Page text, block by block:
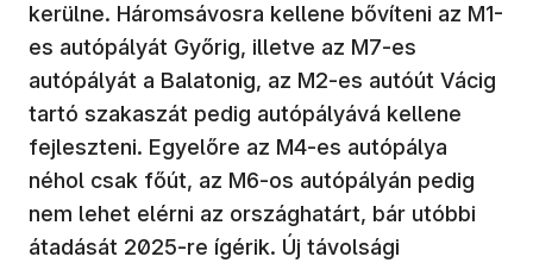
kerülne. Háromsávosra kellene bővíteni az M1-
es autópályát Győrig, illetve az M7-es
autópályát a Balatonig, az M2-es autóút Vácig
tartó szakaszát pedig autópályává kellene
fejleszteni. Egyelőre az M4-es autópálya
néhol csak főút, az M6-os autópályán pedig
nem lehet elérni az országhatárt, bár utóbbi
átadását 2025-re ígérik. Új távolsági